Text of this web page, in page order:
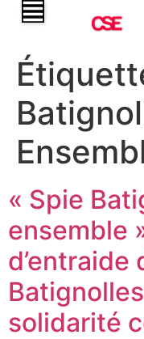
« Spie
ensemble
d’entraide
solidarité